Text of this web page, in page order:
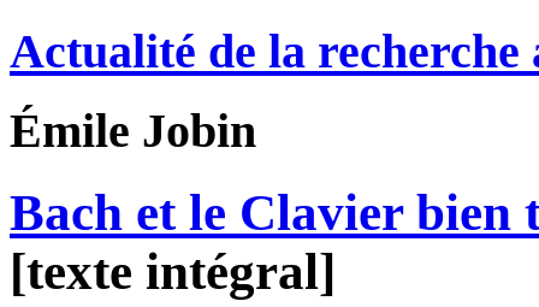
Actualité de la recherche
Émile Jobin
Bach et le Clavier bien
[texte intégral]